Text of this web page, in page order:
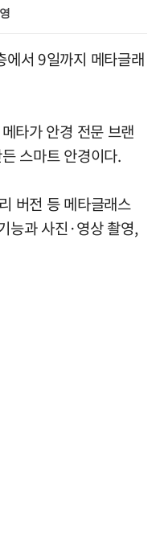
에서 9일까지 메타글래
타가 안경 전문 브랜
스마트 안경이다.
버전 등 메타글래스
능과 사진·영상 촬영,